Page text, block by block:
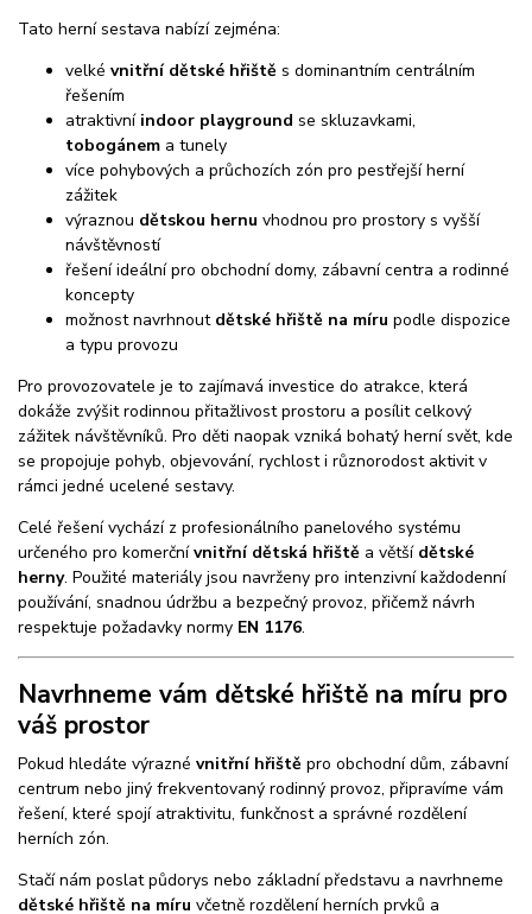
Tato herní sestava nabízí zejména:
velké vnitřní dětské hřiště s dominantním centrálním
řešením
atraktivní indoor playground se skluzavkami,
tobogánem a tunely
více pohybových a průchozích zón pro pestřejší herní
zážitek
výraznou dětskou hernu vhodnou pro prostory s vyšší
návštěvností
řešení ideální pro obchodní domy, zábavní centra a rodinné
koncepty
možnost navrhnout dětské hřiště na míru podle dispozice
a typu provozu
Pro provozovatele je to zajímavá investice do atrakce, která
dokáže zvýšit rodinnou přitažlivost prostoru a posílit celkový
zážitek návštěvníků. Pro děti naopak vzniká bohatý herní svět, kde
se propojuje pohyb, objevování, rychlost i různorodost aktivit v
rámci jedné ucelené sestavy.
Celé řešení vychází z profesionálního panelového systému
určeného pro komerčnívnitřní dětská hřiště a větší dětské
herny. Použité materiály jsou navrženy pro intenzivní každodenní
používání, snadnou údržbu a bezpečný provoz, přičemž návrh
respektuje požadavky normy EN 1176.
Navrhneme vám dětské hřiště na míru pro
váš prostor
Pokud hledáte výrazné vnitřní hřiště pro obchodní dům, zábavní
centrum nebo jiný frekventovaný rodinný provoz, připravíme vám
řešení, které spojí atraktivitu, funkčnost a správné rozdělení
herních zón.
Stačí nám poslat půdorys nebo základní představu a navrhneme
dětské hřiště na míru včetně rozdělení herních prvků a